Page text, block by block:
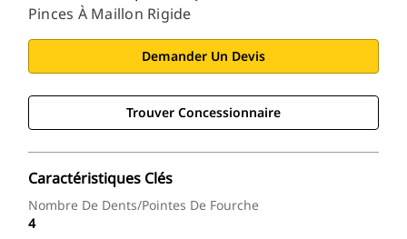
Pinces À Maillon Rigide
Demander Un Devis
Trouver Concessionnaire
Caractéristiques Clés
Nombre De Dents/pointes De Fourche
4